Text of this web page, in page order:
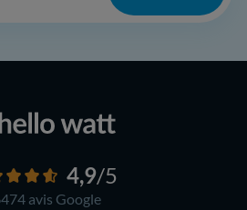
4,9/5
avis Google